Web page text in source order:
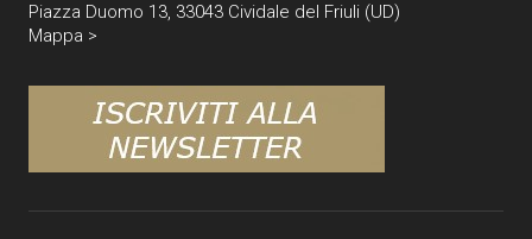
Piazza Duomo 13, 33043 Cividale del Friuli (UD)
Mappa >